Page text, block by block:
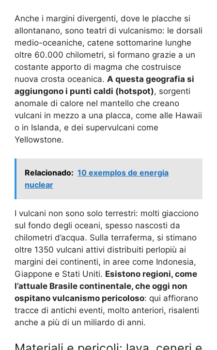
Anche i margini divergenti, dove le placche si
allontanano, sono teatri di vulcanismo: le dorsali
medio-oceaniche, catene sottomarine lunghe
oltre 60.000 chilometri, si formano grazie a un
costante apporto di magma che costruisce
nuova crosta oceanica. A questa geografia si
aggiungono i punti caldi (hotspot), sorgenti
anomale di calore nel mantello che creano
vulcani in mezzo a una placca, come alle Hawaii
o in Islanda, e dei supervulcani come
Yellowstone.
Relacionado: 10 exemplos de energia
nuclear
I vulcani non sono solo terrestri: molti giacciono
sul fondo degli oceani, spesso nascosti da
chilometri d’acqua. Sulla terraferma, si stimano
oltre 1350 vulcani attivi distribuiti perlopiù ai
margini dei continenti, in aree come Indonesia,
Giappone e Stati Uniti. Esistono regioni, come
l’attuale Brasile continentale, che oggi non
ospitano vulcanismo pericoloso: qui affiorano
tracce di antichi eventi, molto anteriori, risalenti
anche a più di un miliardo di anni.